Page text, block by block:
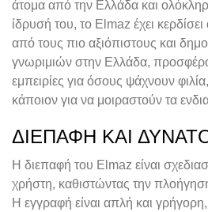
άτομα από την Ελλάδα και
ίδρυσή του, το Elmaz έχει
από τους πιο αξιόπιστους και
γνωριμιών στην Ελλάδα,
εμπειρίες για όσους ψάχνουν
κάποιον για να μοιραστούν τα
ΔΙΕΠΑΦΉ ΚΑΙ
Η διεπαφή του Elmaz είναι
χρήστη, καθιστώντας την
Η εγγραφή είναι απλή και